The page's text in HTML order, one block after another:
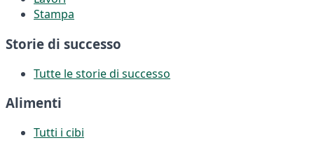
Stampa
Storie di successo
Tutte le storie di successo
Alimenti
Tutti i cibi